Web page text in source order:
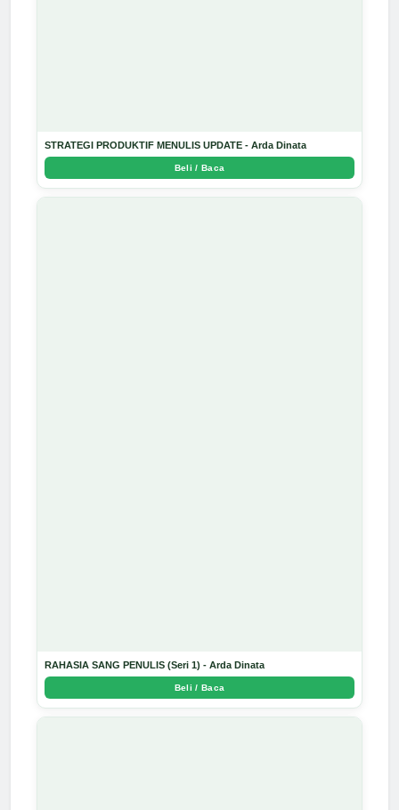
STRATEGI PRODUKTIF MENULIS UPDATE - Arda Dinata
Beli / Baca
RAHASIA SANG PENULIS (Seri 1) - Arda Dinata
Beli / Baca